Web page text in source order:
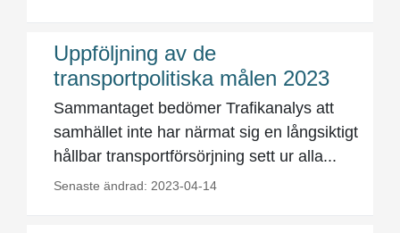
Uppföljning av de
transportpolitiska målen 2023
Sammantaget bedömer Trafikanalys att
samhället inte har närmat sig en långsiktigt
hållbar transportförsörjning sett ur alla...
Senaste ändrad: 2023-04-14